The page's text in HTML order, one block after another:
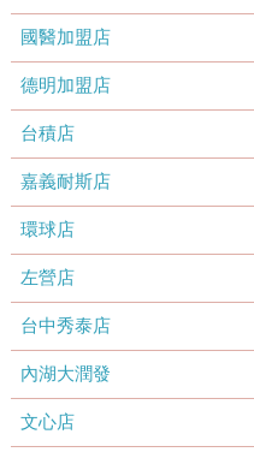
國醫加盟店
德明加盟店
台積店
嘉義耐斯店
環球店
左營店
台中秀泰店
內湖大潤發
文心店